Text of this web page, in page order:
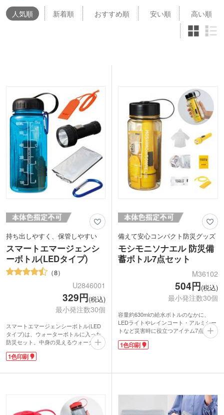
人気順 新着順 おすすめ順 安い順 高い順
持ち出しやすく、保管しやすい
スマートエマージェンシ
ーボトル(LEDタイプ)
8
U2846001
329円(税込)
最小発注数30個
スマートエマージェンシーボトル(LED
タイプ)は、ウォーターボトルに入った
防災セット。中身の見えるウォーターボ
トルに、カラビナキーホルダー・ライ
ト・ストラッフ薄型ホイッスル・アルミ
には、緊急時に役立つハザードマップポ
にも便利。家庭や職場、マイカーに備え
1色印刷
備えて安心コンパクト防災グッズ
モシモニソナエル 防災備
蓄ボトル7点セット
M36102
504円(税込)
最小発注数30個
容量約630mlの給水ボトルのなかに、
LEDライトやレインコート・アルミシー
トなど災害時に役立つアイテム7点セッ
トです。コンパクトなボトルタイプはケ
ースと給水ボトルの2役を担い、軽くて
ベルティです。
1色印刷